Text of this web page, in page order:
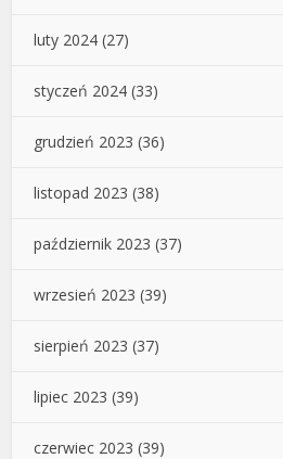
luty 2024 (27)
styczeń 2024 (33)
grudzień 2023 (36)
listopad 2023 (38)
październik 2023 (37)
wrzesień 2023 (39)
sierpień 2023 (37)
lipiec 2023 (39)
czerwiec 2023 (39)